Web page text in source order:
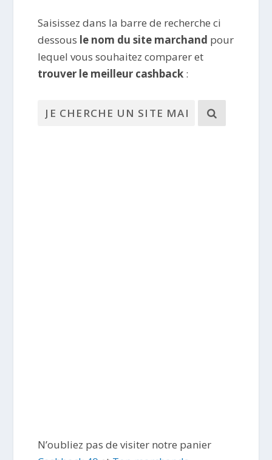
Saisissez dans la barre de recherche ci
dessous le nom du site marchand pour
lequel vous souhaitez comparer et
trouver le meilleur cashback :
N’oubliez pas de visiter notre panier